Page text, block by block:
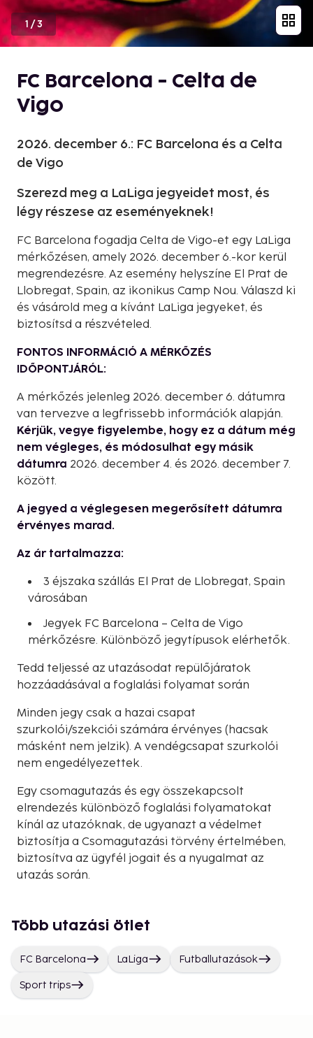
1/3
FC Barcelona - Celta de
Vigo
2026. december 6.: FC Barcelona és a Celta
de Vigo
Szerezd meg a LaLiga jegyeidet most, és
légy részese az eseményeknek!
FC Barcelona fogadja Celta de Vigo-et egy LaLiga
mérkőzésen, amely 2026. december 6.-kor kerül
megrendezésre. Az esemény helyszíne El Prat de
Llobregat, Spain, az ikonikus Camp Nou. Válaszd ki
és vásárold meg a kívánt LaLiga jegyeket, és
biztosítsd a részvételed.
FONTOS INFORMÁCIÓ A MÉRKŐZÉS
IDŐPONTJÁRÓL:
A mérkőzés jelenleg 2026. december 6. dátumra
van tervezve a legfrissebb információk alapján.
Kérjük, vegye figyelembe, hogy ez a dátum még
nem végleges, és módosulhat egy másik
dátumra 2026. december 4. és 2026. december 7.
között.
A jegyed a véglegesen megerősített dátumra
érvényes marad.
Az ár tartalmazza:
3 éjszaka szállás El Prat de Llobregat, Spain
városában
Jegyek FC Barcelona – Celta de Vigo
mérkőzésre. Különböző jegytípusok elérhetők.
Tedd teljessé az utazásodat repülőjáratok
hozzáadásával a foglalási folyamat során
Minden jegy csak a hazai csapat
szurkolói/szekciói számára érvényes (hacsak
másként nem jelzik). A vendégcsapat szurkolói
nem engedélyezettek.
Egy csomagutazás és egy összekapcsolt
elrendezés különböző foglalási folyamatokat
kínál az utazóknak, de ugyanazt a védelmet
biztosítja a Csomagutazási törvény értelmében,
biztosítva az ügyfél jogait és a nyugalmat az
utazás során.
Több utazási ötlet
FC Barcelona LaLiga Futballutazások
Sport trips